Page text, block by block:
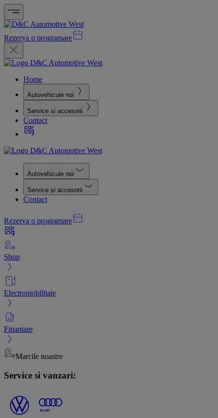
Rezerva o programare
Home
Autovehicule noi
Service si accesorii
Contact
Autovehicule noi
Service si accesorii
Contact
Rezerva o programare
Shop
Electromobilitate
Finantare
Marcile noastre
Service si vanzari: